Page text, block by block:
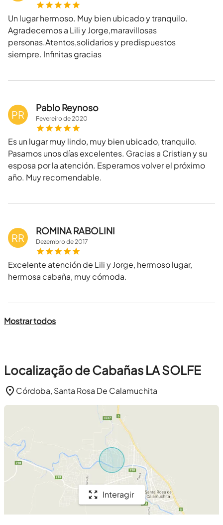
Un lugar hermoso. Muy bien ubicado y tranquilo.
Agradecemos a Lili y Jorge,maravillosas
personas.Atentos,solidarios y predispuestos
siempre. Infinitas gracias
PR
Pablo Reynoso
Fevereirode2020
Es un lugar muy lindo, muy bien ubicado, tranquilo.
Pasamos unos días excelentes. Gracias a Cristian y su
esposa por la atención. Esperamos volver el próximo
año. Muy recomendable.
RR
ROMINA RABOLINI
Dezembrode2017
Excelente atención de Lili y Jorge, hermoso lugar,
hermosa cabaña, muy cómoda.
Mostrar todos
Localização de Cabañas LA SOLFE
Córdoba, Santa Rosa De Calamuchita
Interagir